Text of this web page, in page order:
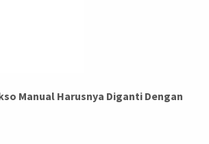
Manual Harusnya Diganti Dengan